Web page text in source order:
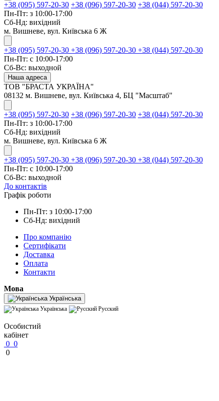
+38 (095) 597-20-30 +38 (096) 597-20-30 +38 (044) 597-20-30
Пн-Пт: з 10:00-17:00
Сб-Нд: вихідний
м. Вишневе, вул. Київська 6 Ж
+38 (095) 597-20-30 +38 (096) 597-20-30 +38 (044) 597-20-30
Пн-Пт: с 10:00-17:00
Сб-Вс: выходной
Наша адреса
ТОВ "БРАСТА УКРАЇНА"
08132 м. Вишневе, вул. Київська 4, БЦ "Масштаб"
+38 (095) 597-20-30 +38 (096) 597-20-30 +38 (044) 597-20-30
Пн-Пт: з 10:00-17:00
Сб-Нд: вихідний
м. Вишневе, вул. Київська 6 Ж
+38 (095) 597-20-30 +38 (096) 597-20-30 +38 (044) 597-20-30
Пн-Пт: с 10:00-17:00
Сб-Вс: выходной
До контактів
Графік роботи
Пн-Пт: з 10:00-17:00
Сб-Нд: вихідний
Про компанію
Сертифікати
Доставка
Оплата
Контакти
Мова
Українська
Українська Русский
Особистий
кабінет
0 0
0